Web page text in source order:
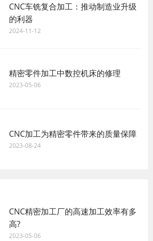
CNC车铣复合加工：推动制造业升级
的利器
2024-11-12
精密零件加工中数控机床的修理
2023-05-06
CNC加工为精密零件带来的质量保障
2023-08-24
CNC精密加工厂的高速加工效率有多
高?
2023-05-06